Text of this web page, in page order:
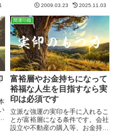
重要アイテムであります。その実
印を持たないということは、実印
の持つエネルギーが欠如するとい
うことなのです。ところで男性
が...
2009.03.23 2025.11.03
開運印鑑
富裕層やお金持ちになって
裕福な人生を目指すなら実
印は必須です
立派な強運の実印を手に入れるこ
とが富裕層になる条件です。会社
設立や不動産の購入等、お金持ち